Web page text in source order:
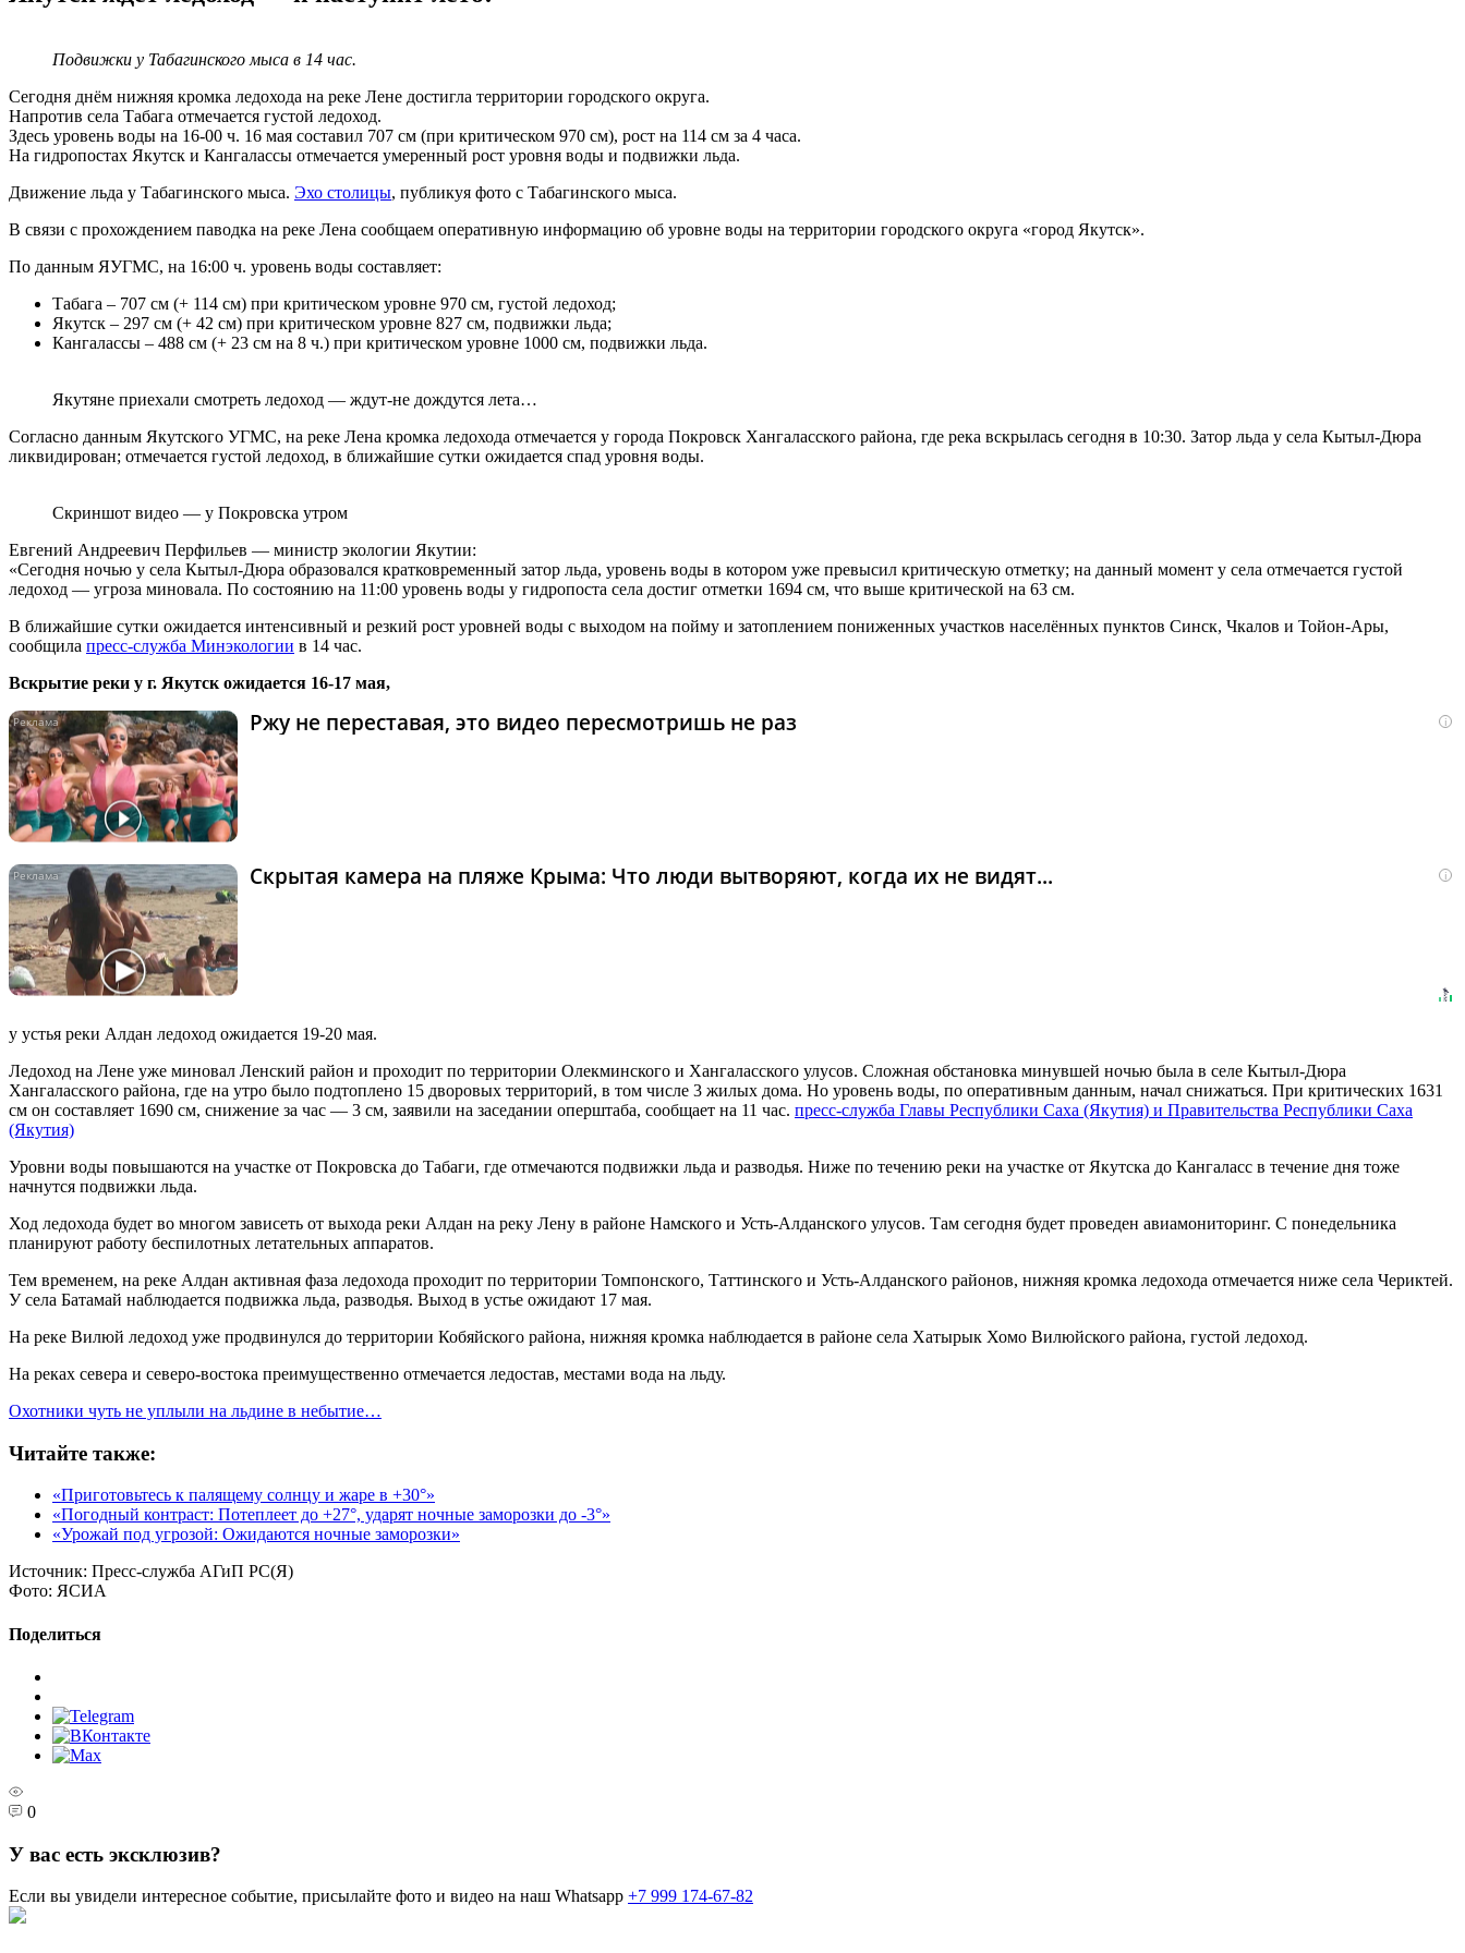
Подвижки у Табагинского мыса в 14 час.
Сегодня днём нижняя кромка ледохода на реке Лене достигла территории городского округа.
Напротив села Табага отмечается густой ледоход.
Здесь уровень воды на 16-00 ч. 16 мая составил 707 см (при критическом 970 см), рост на 114 см за 4 часа.
На гидропостах Якутск и Кангалассы отмечается умеренный рост уровня воды и подвижки льда.
Движение льда у Табагинского мыса. Эхо столицы, публикуя фото с Табагинского мыса.
В связи с прохождением паводка на реке Лена сообщаем оперативную информацию об уровне воды на территории городского округа «город Якутск».
По данным ЯУГМС, на 16:00 ч. уровень воды составляет:
Табага – 707 см (+ 114 см) при критическом уровне 970 см, густой ледоход;
Якутск – 297 см (+ 42 см) при критическом уровне 827 см, подвижки льда;
Кангалассы – 488 см (+ 23 см на 8 ч.) при критическом уровне 1000 см, подвижки льда.
Якутяне приехали смотреть ледоход — ждут-не дождутся лета…
Согласно данным Якутского УГМС, на реке Лена кромка ледохода отмечается у города Покровск Хангаласского района, где река вскрылась сегодня в 10:30. Затор льда у села Кытыл-Дюра
ликвидирован; отмечается густой ледоход, в ближайшие сутки ожидается спад уровня воды.
Скриншот видео — у Покровска утром
Евгений Андреевич Перфильев — министр экологии Якутии:
«Сегодня ночью у села Кытыл-Дюра образовался кратковременный затор льда, уровень воды в котором уже превысил критическую отметку; на данный момент у села отмечается густой
ледоход — угроза миновала. По состоянию на 11:00 уровень воды у гидропоста села достиг отметки 1694 см, что выше критической на 63 см.
В ближайшие сутки ожидается интенсивный и резкий рост уровней воды с выходом на пойму и затоплением пониженных участков населённых пунктов Синск, Чкалов и Тойон-Ары,
сообщила пресс-служба Минэкологии в 14 час.
Вскрытие реки у г. Якутск ожидается 16-17 мая,
i
Ржу не переставая, это видео пересмотришь не раз
i
Скрытая камера на пляже Крыма: Что люди вытворяют, когда их не видят...
у устья реки Алдан ледоход ожидается 19-20 мая.
Ледоход на Лене уже миновал Ленский район и проходит по территории Олекминского и Хангаласского улусов. Сложная обстановка минувшей ночью была в селе Кытыл-Дюра
Хангаласского района, где на утро было подтоплено 15 дворовых территорий, в том числе 3 жилых дома. Но уровень воды, по оперативным данным, начал снижаться. При критических 1631
см он составляет 1690 см, снижение за час — 3 см, заявили на заседании оперштаба, сообщает на 11 час. пресс-служба Главы Республики Саха (Якутия) и Правительства Республики Саха
(Якутия)
Уровни воды повышаются на участке от Покровска до Табаги, где отмечаются подвижки льда и разводья. Ниже по течению реки на участке от Якутска до Кангаласс в течение дня тоже
начнутся подвижки льда.
Ход ледохода будет во многом зависеть от выхода реки Алдан на реку Лену в районе Намского и Усть-Алданского улусов. Там сегодня будет проведен авиамониторинг. С понедельника
планируют работу беспилотных летательных аппаратов.
Тем временем, на реке Алдан активная фаза ледохода проходит по территории Томпонского, Таттинского и Усть-Алданского районов, нижняя кромка ледохода отмечается ниже села Чериктей.
У села Батамай наблюдается подвижка льда, разводья. Выход в устье ожидают 17 мая.
На реке Вилюй ледоход уже продвинулся до территории Кобяйского района, нижняя кромка наблюдается в районе села Хатырык Хомо Вилюйского района, густой ледоход.
На реках севера и северо-востока преимущественно отмечается ледостав, местами вода на льду.
Охотники чуть не уплыли на льдине в небытие…
Читайте также:
«Приготовьтесь к палящему солнцу и жаре в +30°»
«Погодный контраст: Потеплеет до +27°, ударят ночные заморозки до -3°»
«Урожай под угрозой: Ожидаются ночные заморозки»
Источник: Пресс-служба АГиП РС(Я)
Фото: ЯСИА
Поделиться
0
У вас есть эксклюзив?
Если вы увидели интересное событие, присылайте фото и видео на наш Whatsapp +7 999 174-67-82